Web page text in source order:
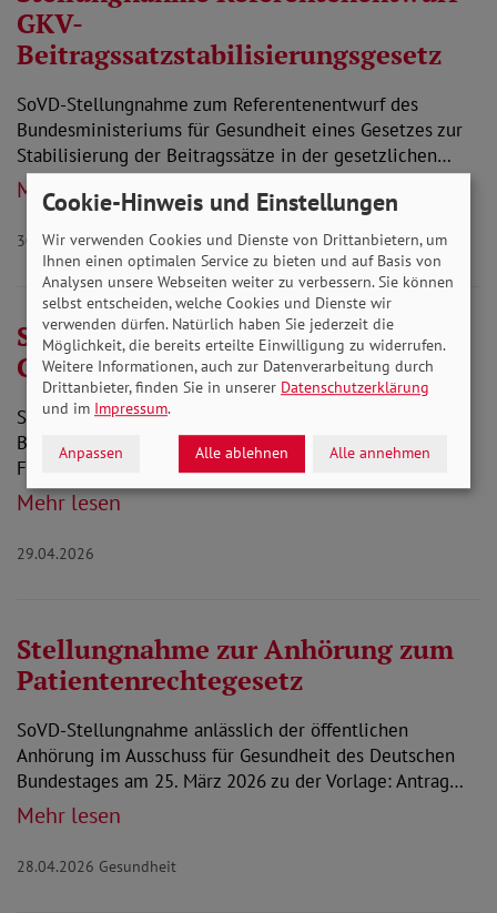
GKV-
Beitragssatzstabilisierungsgesetz
SoVD-Stellungnahme zum Referentenentwurf des
Bundesministeriums für Gesundheit eines Gesetzes zur
Stabilisierung der Beitragssätze in der gesetzlichen…
Mehr lesen
30.04.2026Gesundheit
Stellungnahme Referentenentwurf
Gleichbehandlungsgesetz
SoVD-Stellungnahme zum Referentenentwurf des
Bundesministeriums für Bildung, Familie, Senioren,
Frauen und Jugend und des Bundesministeriums für…
Mehr lesen
29.04.2026
Stellungnahme zur Anhörung zum
Patientenrechtegesetz
SoVD-Stellungnahme anlässlich der öffentlichen
Anhörung im Ausschuss für Gesundheit des Deutschen
Bundestages am 25. März 2026 zu der Vorlage: Antrag…
Mehr lesen
28.04.2026 Gesundheit
Cookie-Hinweis und Einstellungen
Wir verwenden Cookies und Dienste von Drittanbietern, um
Ihnen einen optimalen Service zu bieten und auf Basis von
Analysen unsere Webseiten weiter zu verbessern. Sie können
selbst entscheiden, welche Cookies und Dienste wir
verwenden dürfen. Natürlich haben Sie jederzeit die
Möglichkeit, die bereits erteilte Einwilligung zu widerrufen.
Weitere Informationen, auch zur Datenverarbeitung durch
Drittanbieter, finden Sie in unserer Datenschutzerklärung
und im Impressum.
Anpassen Alle ablehnen Alle annehmen